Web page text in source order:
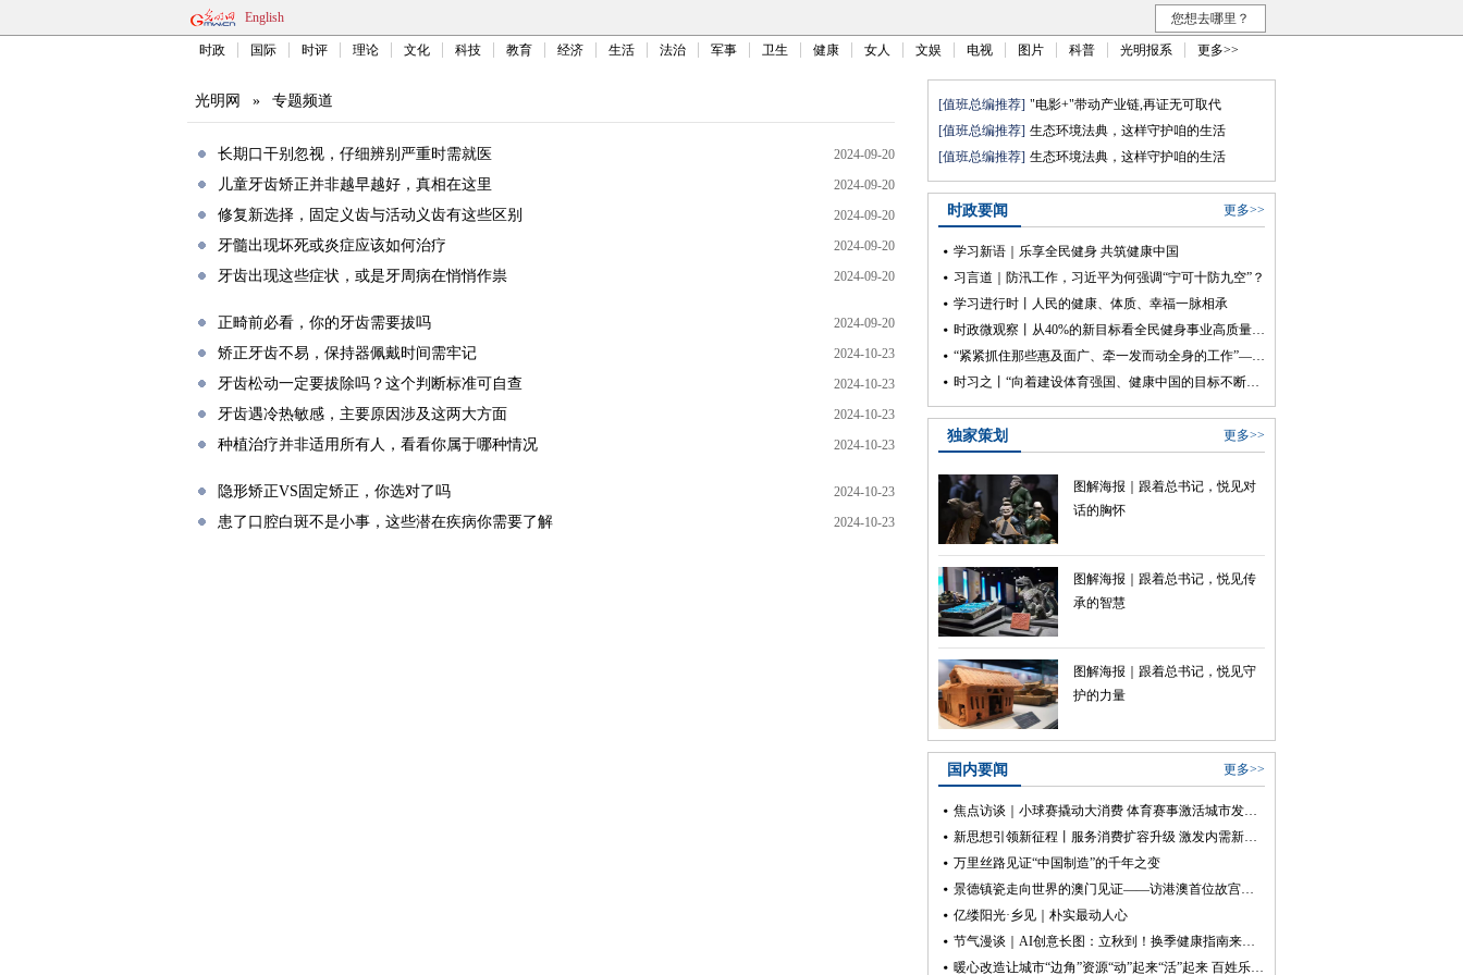
English 您想去哪里？
时政 国际 时评 理论 文化 科技 教育 经济 生活 法治 军事 卫生 健康 女人 文娱 电视 图片 科普 光明报系 更多>>
光明网 » 专题频道
长期口干别忽视，仔细辨别严重时需就医 2024-09-20
儿童牙齿矫正并非越早越好，真相在这里 2024-09-20
修复新选择，固定义齿与活动义齿有这些区别 2024-09-20
牙髓出现坏死或炎症应该如何治疗 2024-09-20
牙齿出现这些症状，或是牙周病在悄悄作祟 2024-09-20
正畸前必看，你的牙齿需要拔吗 2024-09-20
矫正牙齿不易，保持器佩戴时间需牢记 2024-10-23
牙齿松动一定要拔除吗？这个判断标准可自查 2024-10-23
牙齿遇冷热敏感，主要原因涉及这两大方面 2024-10-23
种植治疗并非适用所有人，看看你属于哪种情况 2024-10-23
隐形矫正VS固定矫正，你选对了吗 2024-10-23
患了口腔白斑不是小事，这些潜在疾病你需要了解 2024-10-23